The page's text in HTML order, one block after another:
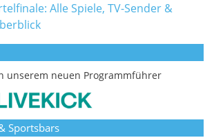
Alle Spiele, TV-Sender &
unserem neuen Programmführer
Sportsbars